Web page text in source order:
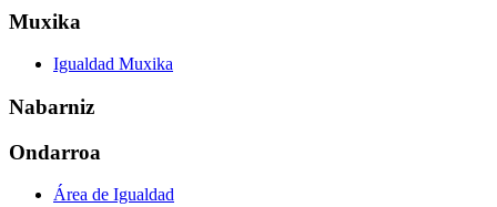
Muxika
Igualdad Muxika
Nabarniz
Ondarroa
Área de Igualdad